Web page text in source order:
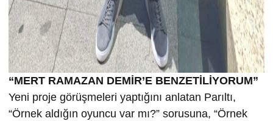
“MERT RAMAZAN DEMİR’E BENZETİLİYORUM”
Yeni proje görüşmeleri yaptığını anlatan Parıltı,
“Örnek aldığın oyuncu var mı?” sorusuna, “Örnek